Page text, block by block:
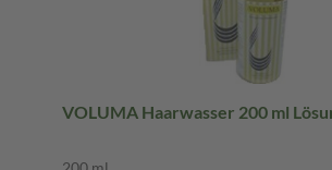
VOLUMA Haarwasser 200 ml